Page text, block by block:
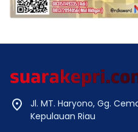
Jl. MT. Haryono, Gg.
Kepulauan Riau